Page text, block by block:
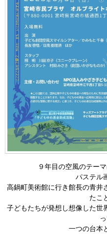
９年目の空風のテー
パステル
高鍋町美術館に行き館長の青井
たこ
子どもたちが発想し想像した世
一つの台本